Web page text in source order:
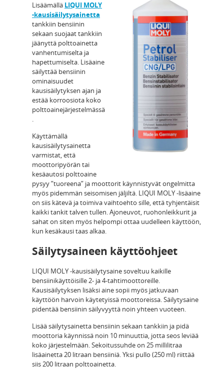
Lisäämällä LIQUI MOLY
-kausisäilytysainetta
tankkiin bensiinin
sekaan suojaat tankkiin
jäänyttä polttoainetta
vanhentumiselta ja
hapettumiselta. Lisäaine
säilyttää bensiinin
ominaisuudet
kausisäilytyksen ajan ja
estää korroosiota koko
polttoainejärjestelmässä
.
Käyttämällä
kausisäilytysainetta
varmistat, että
moottoripyörän tai
kesäautosi polttoaine
pysyy ”tuoreena” ja moottorit käynnistyvät ongelmitta
myös pidemmän seisomisen jäljiltä. LIQUI MOLY -lisäaine
on siis kätevä ja toimiva vaihtoehto sille, että tyhjentäisit
kaikki tankit talven tullen. Ajoneuvot, ruohonleikkurit ja
sahat on siten myös helpompi ottaa uudelleen käyttöön,
kun kesäkausi taas alkaa.
Säilytysaineen käyttöohjeet
LIQUI MOLY -kausisäilytysaine soveltuu kaikille
bensiinikäyttöisille 2- ja 4-tahtimoottoreille.
Kausisäilytyksen lisäksi aine sopii myös jatkuvaan
käyttöön harvoin käytetyissä moottoreissa. Säilytysaine
pidentää bensiinin säilyvyyttä noin yhteen vuoteen.
Lisää säilytysainetta bensiinin sekaan tankkiin ja pidä
moottoria käynnissä noin 10 minuuttia, jotta seos leviää
koko järjestelmään. Sekoitussuhde on 25 millilitraa
lisäainetta 20 litraan bensiiniä. Yksi pullo (250 ml) riittää
siis 200 litraan polttoainetta.